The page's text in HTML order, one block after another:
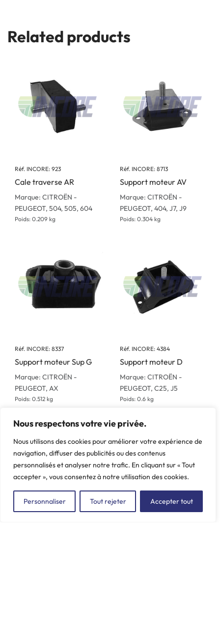
Nous respectons votre vie privée.
Nous utilisons des cookies pour améliorer votre expérience de
navigation, diffuser des publicités ou des contenus
personnalisés et analyser notre trafic. En cliquant sur « Tout
accepter », vous consentez à notre utilisation des cookies.
Personnaliser Tout rejeter Accepter tout
Related products
Réf. INCORE: 923
Cale traverse AR
Marque: CITROËN -
PEUGEOT, 504, 505, 604
Poids: 0.209 kg
Réf. INCORE: 8713
Support moteur AV
Marque: CITROËN -
PEUGEOT, 404, J7, J9
Poids: 0.304 kg
Réf. INCORE: 8337
Support moteur Sup G
Marque: CITROËN -
PEUGEOT, AX
Poids: 0.512 kg
Réf. INCORE: 4384
Support moteur D
Marque: CITROËN -
PEUGEOT, C25, J5
Poids: 0.6 kg
ZAC du Plessis Val Vert